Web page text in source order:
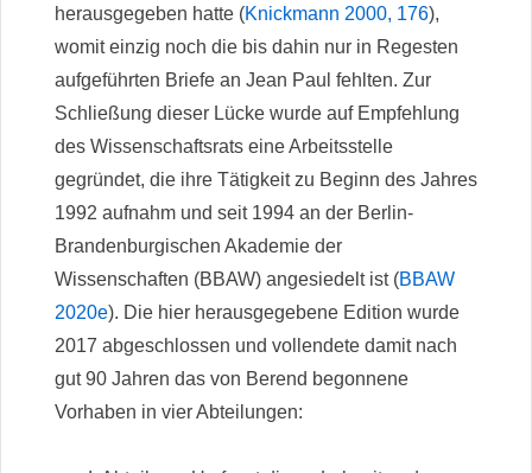
herausgegeben hatte (Knickmann 2000, 176),
womit einzig noch die bis dahin nur in Regesten
aufgeführten Briefe an Jean Paul fehlten. Zur
Schließung dieser Lücke wurde auf Empfehlung
des Wissenschaftsrats eine Arbeitsstelle
gegründet, die ihre Tätigkeit zu Beginn des Jahres
1992 aufnahm und seit 1994 an der Berlin-
Brandenburgischen Akademie der
Wissenschaften (BBAW) angesiedelt ist (BBAW
2020e). Die hier herausgegebene Edition wurde
2017 abgeschlossen und vollendete damit nach
gut 90 Jahren das von Berend begonnene
Vorhaben in vier Abteilungen: